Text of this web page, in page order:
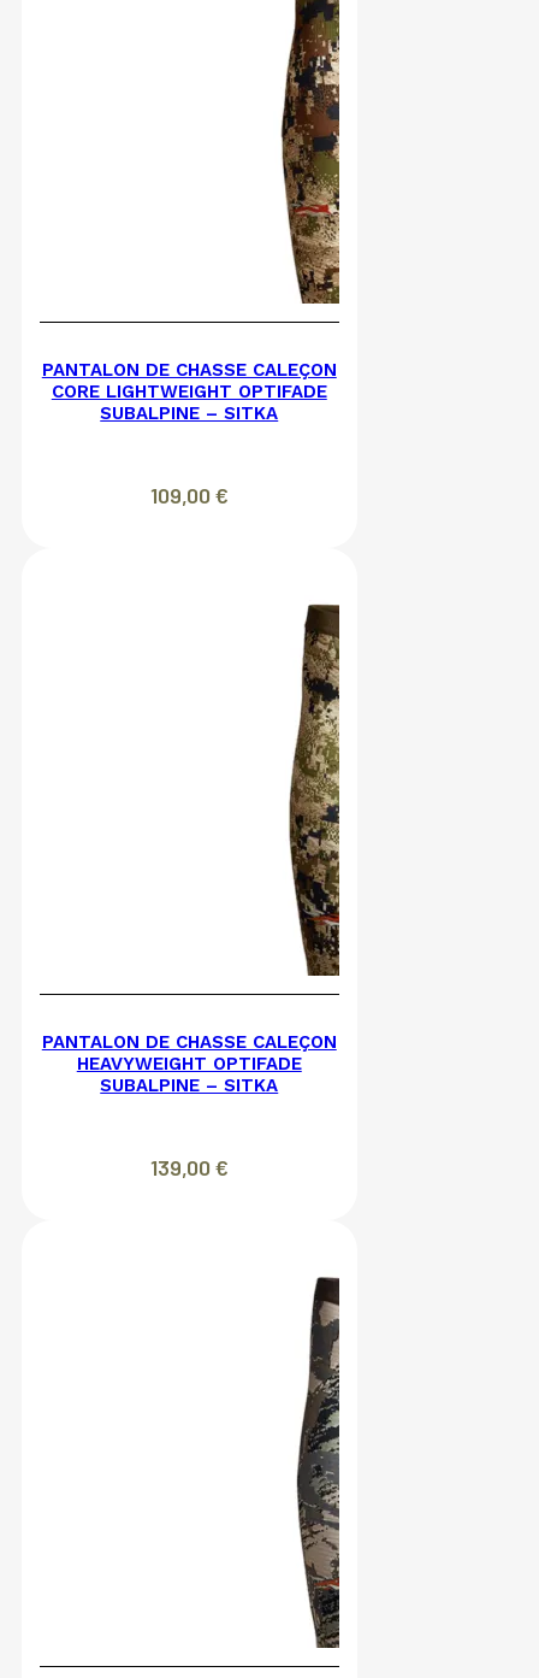
PANTALON DE CHASSE CALEÇON
CORE LIGHTWEIGHT OPTIFADE
SUBALPINE – SITKA
109,00 €
PANTALON DE CHASSE CALEÇON
HEAVYWEIGHT OPTIFADE
SUBALPINE – SITKA
139,00 €